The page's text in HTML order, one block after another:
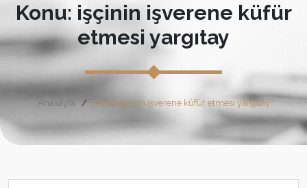
Konu: işçinin işverene küfür
etmesi yargıtay
Anasayfa Etiket: işçinin işverene küfür etmesi yargıtay